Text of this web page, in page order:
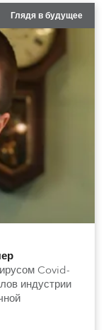
Глядя в будущее
Covid-
индустрии